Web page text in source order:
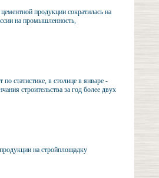
продукции сократилась на
на промышленность,
статистике, в столице в январе -
строительства за год более двух
на стройплощадку